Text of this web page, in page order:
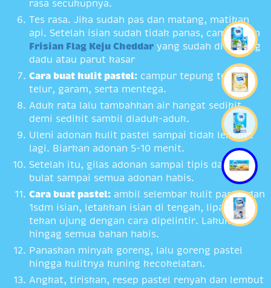
rasa secukupnya.
Tes rasa. Jika sudah pas dan matang, matikan
api. Setelah isian sudah tidak panas, campurkan
Frisian Flag Keju Cheddar yang sudah di potong
dadu atau parut kasar
Cara buat kulit pastel: campur tepung terigu,
telur, garam, serta mentega.
Aduk rata lalu tambahkan air hangat sedikit
demi sedikit sambil diaduk-aduk.
Uleni adonan kulit pastel sampai tidak lengket
lagi. Biarkan adonan 5-10 menit.
Setelah itu, gilas adonan sampai tipis dan cetak
bulat sampai semua adonan habis.
Cara buat pastel: ambil selembar kulit pastel dan
1sdm isian, letakkan isian di tengah, lipat dan
tekan ujung dengan cara dipelintir. Lakukan
hingag semua bahan habis.
Panaskan minyak goreng, lalu goreng pastel
hingga kulitnya kuning kecokelatan.
Angkat, tiriskan, resep pastel renyah dan lembut